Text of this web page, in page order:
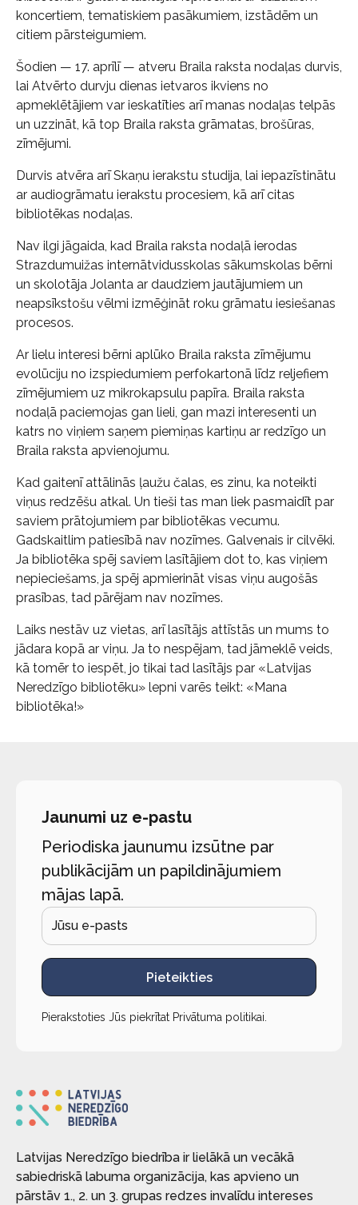
koncertiem, tematiskiem pasākumiem, izstādēm un
citiem pārsteigumiem.
Šodien — 17. aprīlī — atveru Braila raksta nodaļas durvis,
lai Atvērto durvju dienas ietvaros ikviens no
apmeklētājiem var ieskatīties arī manas nodaļas telpās
un uzzināt, kā top Braila raksta grāmatas, brošūras,
zīmējumi.
Durvis atvēra arī Skaņu ierakstu studija, lai iepazīstinātu
ar audiogrāmatu ierakstu procesiem, kā arī citas
bibliotēkas nodaļas.
Nav ilgi jāgaida, kad Braila raksta nodaļā ierodas
Strazdumuižas internātvidusskolas sākumskolas bērni
un skolotāja Jolanta ar daudziem jautājumiem un
neapsīkstošu vēlmi izmēģināt roku grāmatu iesiešanas
procesos.
Ar lielu interesi bērni aplūko Braila raksta zīmējumu
evolūciju no izspiedumiem perfokartonā līdz reljefiem
zīmējumiem uz mikrokapsulu papīra. Braila raksta
nodaļā paciemojas gan lieli, gan mazi interesenti un
katrs no viņiem saņem piemiņas kartiņu ar redzīgo un
Braila raksta apvienojumu.
Kad gaitenī attālinās ļaužu čalas, es zinu, ka noteikti
viņus redzēšu atkal. Un tieši tas man liek pasmaidīt par
saviem prātojumiem par bibliotēkas vecumu.
Gadskaitlim patiesībā nav nozīmes. Galvenais ir cilvēki.
Ja bibliotēka spēj saviem lasītājiem dot to, kas viņiem
nepieciešams, ja spēj apmierināt visas viņu augošās
prasības, tad pārējam nav nozīmes.
Laiks nestāv uz vietas, arī lasītājs attīstās un mums to
jādara kopā ar viņu. Ja to nespējam, tad jāmeklē veids,
kā tomēr to iespēt, jo tikai tad lasītājs par «Latvijas
Neredzīgo bibliotēku» lepni varēs teikt: «Mana
bibliotēka!»
Jaunumi uz e-pastu
Periodiska jaunumu izsūtne par
publikācijām un papildinājumiem
mājas lapā.
Pieteikties
Pierakstoties Jūs piekrītat Privātuma politikai
Latvijas Neredzīgo biedrība ir lielākā un vecākā
sabiedriskā labuma organizācija, kas apvieno un
pārstāv 1., 2. un 3. grupas redzes invalīdu intereses